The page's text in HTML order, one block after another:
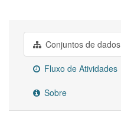
Conjuntos de dados
Fluxo de Atividades
Sobre